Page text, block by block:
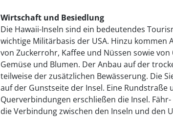
Wirtschaft und Besiedlung
Die Hawaii-Inseln sind ein bedeutendes
wichtige Militärbasis der USA. Hinzu kommen
von Zuckerrohr, Kaffee und Nüssen sowie von
Gemüse und Blumen. Der Anbau auf der
teilweise der zusätzlichen Bewässerung. Die
auf der Gunstseite der Insel. Eine Rundstraße
Querverbindungen erschließen die Insel.
die Verbindung zwischen den Inseln und den